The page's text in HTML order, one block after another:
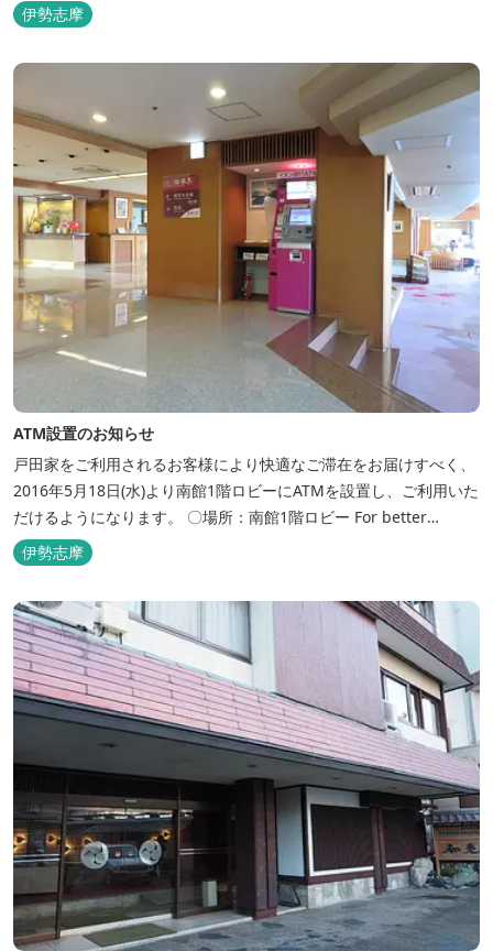
景観の美しさも格別。伊勢湾で揚がった海の幸を使った会席料理も
自慢です。 旅の疲れを癒すには、男女あわせて13湯と足湯2湯の
湯巡りは最高です。野趣溢れる野天風呂、ゆったりとつくろげる大
伊勢志摩
ATM設置のお知らせ
戸田家をご利用されるお客様により快適なご滞在をお届けすべく、
2016年5月18日(水)より南館1階ロビーにATMを設置し、ご利用いた
だけるようになります。 〇場所：南館1階ロビー For better
convenience, ATM Machine which includes cash dispenser will
be available at Todaya Hotel’s 1...
伊勢志摩